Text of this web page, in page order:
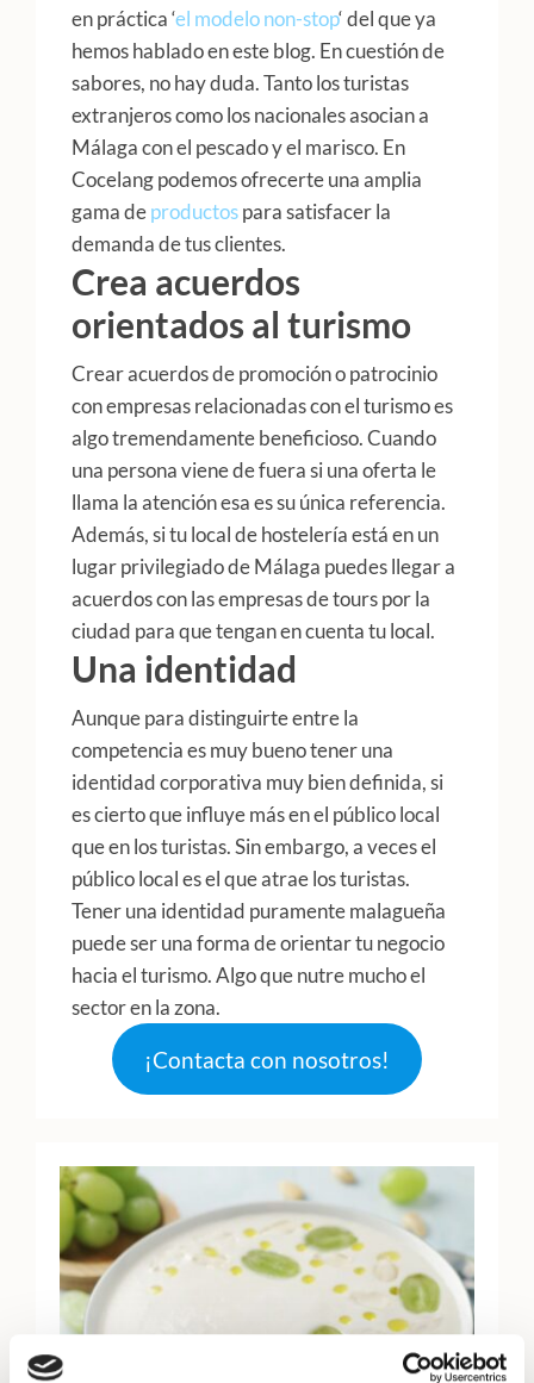
en práctica ‘el modelo non-stop‘ del que ya
hemos hablado en este blog. En cuestión de
sabores, no hay duda. Tanto los turistas
extranjeros como los nacionales asocian a
Málaga con el pescado y el marisco. En
Cocelang podemos ofrecerte una amplia
gama deproductospara satisfacer la
demanda de tus clientes.
Crea acuerdos
orientados al turismo
Crear acuerdos de promoción o patrocinio
con empresas relacionadas con el turismo es
algo tremendamente beneficioso. Cuando
una persona viene de fuera si una oferta le
llama la atención esa es su única referencia.
Además, si tu local de hostelería está en un
lugar privilegiado de Málaga puedes llegar a
acuerdos con las empresas de tours por la
ciudad para que tengan en cuenta tu local.
Una identidad
Aunque para distinguirte entre la
competencia es muy bueno tener una
identidad corporativa muy bien definida, si
es cierto que influye más en el público local
que en los turistas. Sin embargo, a veces el
público local es el que atrae los turistas.
Tener una identidad puramente malagueña
puede ser una forma de orientar tu negocio
hacia el turismo. Algo que nutre mucho el
sector en la zona.
¡Contacta con nosotros!